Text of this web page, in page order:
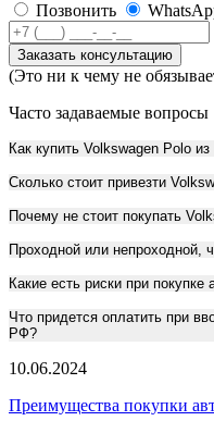
Позвонить
Заказать консультацию
(Это ни к чему не
Часто задаваемые вопросы
Как купить Volkswagen Polo
Сколько стоит привезти
Почему не стоит покупать
Проходной или непроходной,
Какие есть риски при
Что придется оплатить при
РФ?
10.06.2024
Преимущества покупки